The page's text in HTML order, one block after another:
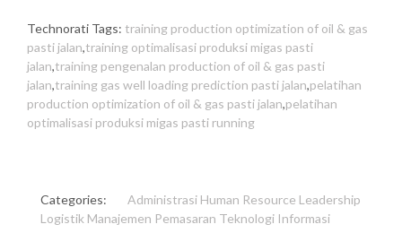
Technorati Tags: training production optimization of oil & gas
pasti jalan,training optimalisasi produksi migas pasti
jalan,training pengenalan production of oil & gas pasti
jalan,training gas well loading prediction pasti jalan,pelatihan
production optimization of oil & gas pasti jalan,pelatihan
optimalisasi produksi migas pasti running
Categories: Administrasi Human Resource Leadership
Logistik Manajemen Pemasaran Teknologi Informasi